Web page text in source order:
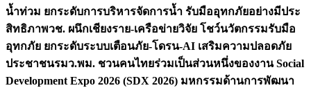
น้ำท่วม ยกระดับการบริหารจัดการน้ำ รับมืออุทกภัยอย่างมีประ
สิทธิภาพวช. ผนึกเชียงราย-เครือข่ายวิจัย โชว์นวัตกรรมรับมือ
อุทกภัย ยกระดับระบบเตือนภัย-โดรน-AI เสริมความปลอดภัย
ประชาชนรมว.พม. ชวนคนไทยร่วมเป็นส่วนหนึ่งของงาน Social
Development Expo 2026 (SDX 2026) มหกรรมด้านการพัฒนา